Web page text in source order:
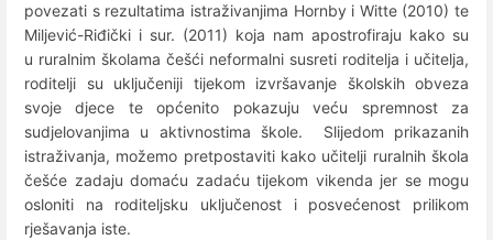
povezati s rezultatima istraživanjima Hornby i Witte (2010) te
Miljević-Riđički i sur. (2011) koja nam apostrofiraju kako su
u ruralnim školama češći neformalni susreti roditelja i učitelja,
roditelji su uključeniji tijekom izvršavanje školskih obveza
svoje djece te općenito pokazuju veću spremnost za
sudjelovanjima u aktivnostima škole. Slijedom prikazanih
istraživanja, možemo pretpostaviti kako učitelji ruralnih škola
češće zadaju domaću zadaću tijekom vikenda jer se mogu
osloniti na roditeljsku uključenost i posvećenost prilikom
rješavanja iste.